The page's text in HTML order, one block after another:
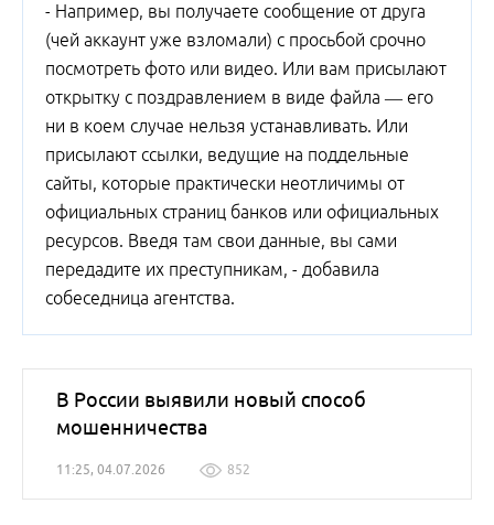
- Например, вы получаете сообщение от друга
(чей аккаунт уже взломали) с просьбой срочно
посмотреть фото или видео. Или вам присылают
открытку с поздравлением в виде файла — его
ни в коем случае нельзя устанавливать. Или
присылают ссылки, ведущие на поддельные
сайты, которые практически неотличимы от
официальных страниц банков или официальных
ресурсов. Введя там свои данные, вы сами
передадите их преступникам, - добавила
собеседница агентства.
В России выявили новый способ
мошенничества
11:25, 04.07.2026 852